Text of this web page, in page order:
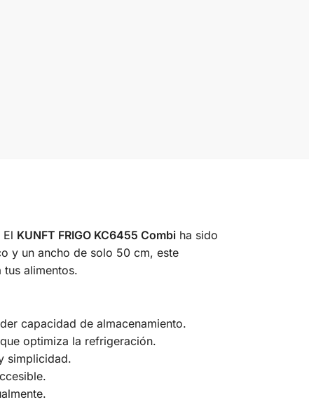
KUNFT FRIGO KC6455 Combiha sido
y un ancho de solo 50 cm, este
alimentos.
capacidad de almacenamiento.
optimiza la refrigeración.
simplicidad.